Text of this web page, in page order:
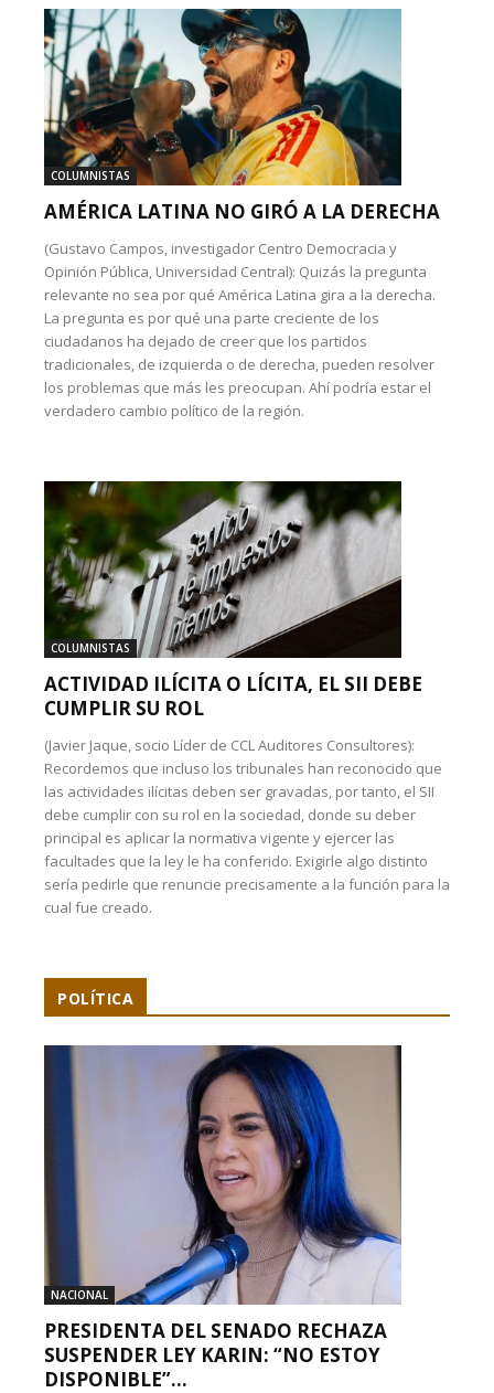
COLUMNISTAS
AMÉRICA LATINA NO GIRÓ A LA DERECHA
(Gustavo Campos, investigador Centro Democracia y
Opinión Pública, Universidad Central): Quizás la pregunta
relevante no sea por qué América Latina gira a la derecha.
La pregunta es por qué una parte creciente de los
ciudadanos ha dejado de creer que los partidos
tradicionales, de izquierda o de derecha, pueden resolver
los problemas que más les preocupan. Ahí podría estar el
verdadero cambio político de la región.
COLUMNISTAS
ACTIVIDAD ILÍCITA O LÍCITA, EL SII DEBE
CUMPLIR SU ROL
(Javier Jaque, socio Líder de CCL Auditores Consultores):
Recordemos que incluso los tribunales han reconocido que
las actividades ilícitas deben ser gravadas, por tanto, el SII
debe cumplir con su rol en la sociedad, donde su deber
principal es aplicar la normativa vigente y ejercer las
facultades que la ley le ha conferido. Exigirle algo distinto
sería pedirle que renuncie precisamente a la función para la
cual fue creado.
POLÍTICA
NACIONAL
PRESIDENTA DEL SENADO RECHAZA
SUSPENDER LEY KARIN: “NO ESTOY
DISPONIBLE”...